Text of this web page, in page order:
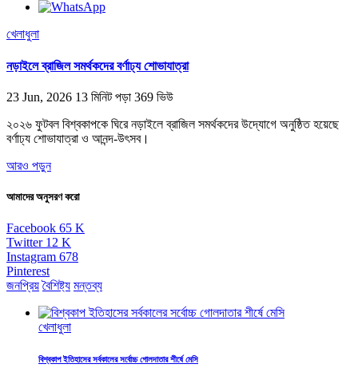
খেলাধুলা
নড়াইলে ব্রাজিল সমর্থকদের বর্ণাঢ্য শোভাযাত্রা
23 Jun, 2026 13 মিনিট পড়া 369 ভিউ
২০২৬ ফুটবল বিশ্বকাপকে ঘিরে নড়াইলে ব্রাজিল সমর্থকদের উদ্যোগে অনুষ্ঠিত হয়েছে
বর্ণাঢ্য শোভাযাত্রা ও আনন্দ-উৎসব।
আরও পড়ুন
আমাদের অনুসরণ করো
Facebook 65 K
Twitter 12 K
Instagram 678
Pinterest
জনপ্রিয় বৈশিষ্ট্য মন্তব্য
খেলাধুলা
বিশ্বকাপ ইতিহাসের সর্বকালের সর্বোচ্চ গোলদাতার শীর্ষে মেসি